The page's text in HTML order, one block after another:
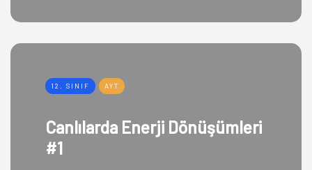
12. SINIF AYT
Canlılarda Enerji Dönüşümleri
#1